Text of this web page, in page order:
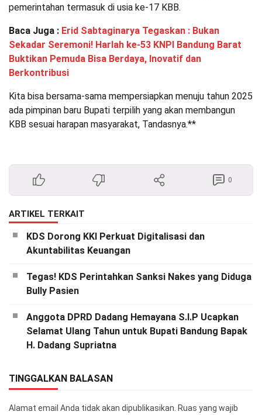
pemerintahan termasuk di usia ke-17 KBB.
Baca Juga : Erid Sabtaginarya Tegaskan : Bukan
Sekadar Seremoni! Harlah ke-53 KNPI Bandung Barat
Buktikan Pemuda Bisa Berdaya, Inovatif dan
Berkontribusi
Kita bisa bersama-sama mempersiapkan menuju tahun 2025
ada pimpinan baru Bupati terpilih yang akan membangun
KBB sesuai harapan masyarakat, Tandasnya.**
0
ARTIKEL TERKAIT
KDS Dorong KKI Perkuat Digitalisasi dan
Akuntabilitas Keuangan
Tegas! KDS Perintahkan Sanksi Nakes yang Diduga
Bully Pasien
Anggota DPRD Dadang Hemayana S.I.P Ucapkan
Selamat Ulang Tahun untuk Bupati Bandung Bapak
H. Dadang Supriatna
TINGGALKAN BALASAN
Alamat email Anda tidak akan dipublikasikan. Ruas yang wajib